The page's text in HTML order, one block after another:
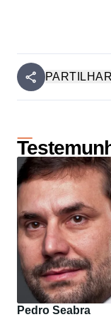
PARTILHAR
Pedro Seabra